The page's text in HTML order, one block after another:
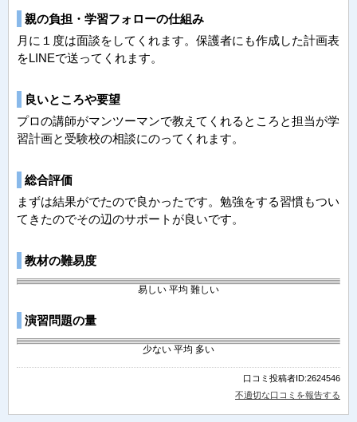
親の負担・学習フォローの仕組み
月に１度は面談をしてくれます。保護者にも作成した計画表
をLINEで送ってくれます。
良いところや要望
プロの講師がマンツーマンで教えてくれるところと担当が学
習計画と受験校の相談にのってくれます。
総合評価
まずは結果がでたので良かったです。勉強をする習慣もつい
てきたのでその辺のサポートが良いです。
教材の難易度
易しい 平均 難しい
演習問題の量
少ない 平均 多い
口コミ投稿者ID:2624546
不適切な口コミを報告する